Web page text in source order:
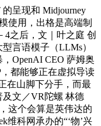
呈现和 Midjourney
使用，出格是高端制
4之后，文｜叶之庭 创
言语模子（LLMs）
OpenAI CEO 萨姆奥
都能够正在虚拟导读
在山脚下分手，而最
文／VR陀螺 林德
这个会算是英伟达的
维科网承办的“‘物’兴